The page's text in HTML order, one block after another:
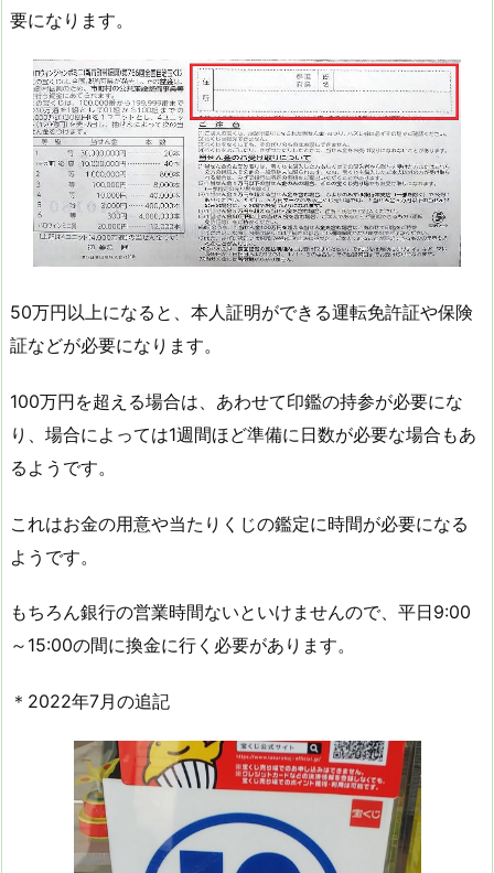
要になります。
50万円以上になると、本人証明ができる運転免許証や保険
証などが必要になります。
100万円を超える場合は、あわせて印鑑の持参が必要にな
り、場合によっては1週間ほど準備に日数が必要な場合もあ
るようです。
これはお金の用意や当たりくじの鑑定に時間が必要になる
ようです。
もちろん銀行の営業時間ないといけませんので、平日9:00
～15:00の間に換金に行く必要があります。
＊2022年7月の追記